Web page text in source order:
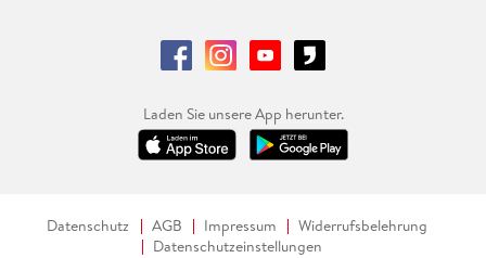
Laden Sie unsere App herunter.
Datenschutz AGB Impressum
Widerrufsbelehrung
Datenschutzeinstellungen